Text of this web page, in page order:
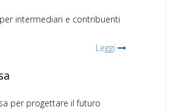
intermediari e contribuenti
Leggi
per progettare il futuro